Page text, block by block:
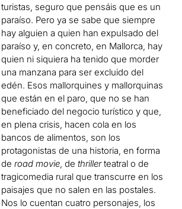
turistas, seguro que pensáis que es un
paraíso. Pero ya se sabe que siempre
hay alguien a quien han expulsado del
paraíso y, en concreto, en Mallorca, hay
quien ni siquiera ha tenido que morder
una manzana para ser excluido del
edén. Esos mallorquines y mallorquinas
que están en el paro, que no se han
beneficiado del negocio turístico y que,
en plena crisis, hacen cola en los
bancos de alimentos, son los
protagonistas de una historia, en forma
deroad movie , dethrillerteatral o de
tragicomedia rural que transcurre en los
paisajes que no salen en las postales.
Nos lo cuentan cuatro personajes, los